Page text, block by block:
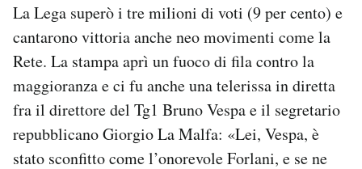
La Lega superò i tre milioni di voti (9 per cento) e
cantarono vittoria anche neo movimenti come la
Rete. La stampa aprì un fuoco di fila contro la
maggioranza e ci fu anche una telerissa in diretta
fra il direttore del Tg1 Bruno Vespa e il segretario
repubblicano Giorgio La Malfa: «Lei, Vespa, è
stato sconfitto come l’onorevole Forlani, e se ne